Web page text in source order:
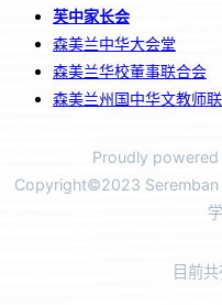
芙中家长会
森美兰中华大会堂
森美兰华校董事联合会
森美兰州国中华文教师
Proudly powered
Copyright©2023 Seremban
目前